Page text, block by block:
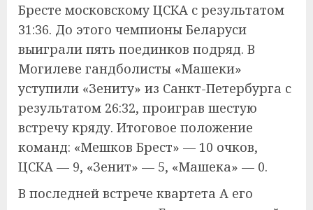
Бресте московскому ЦСКА с результатом
31:36. До этого чемпионы Беларуси
выиграли пять поединков подряд. В
Могилеве гандболисты «Машеки»
уступили «Зениту» из Санкт-Петербурга с
результатом 26:32, проиграв шестую
встречу кряду. Итоговое положение
команд: «Мешков Брест» — 10 очков,
ЦСКА — 9, «Зенит» — 5, «Машека» — 0.
В последней встрече квартета А его